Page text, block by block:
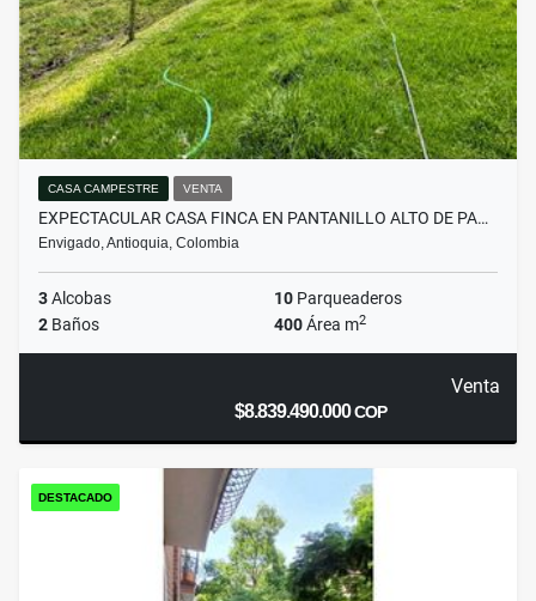
CASA CAMPESTRE VENTA
EXPECTACULAR CASA FINCA EN PANTANILLO ALTO DE PA…
Envigado, Antioquia, Colombia
3Alcobas 10 Parqueaderos
2 Baños 400Área m2
Venta
$8.839.490.000COP
DESTACADO